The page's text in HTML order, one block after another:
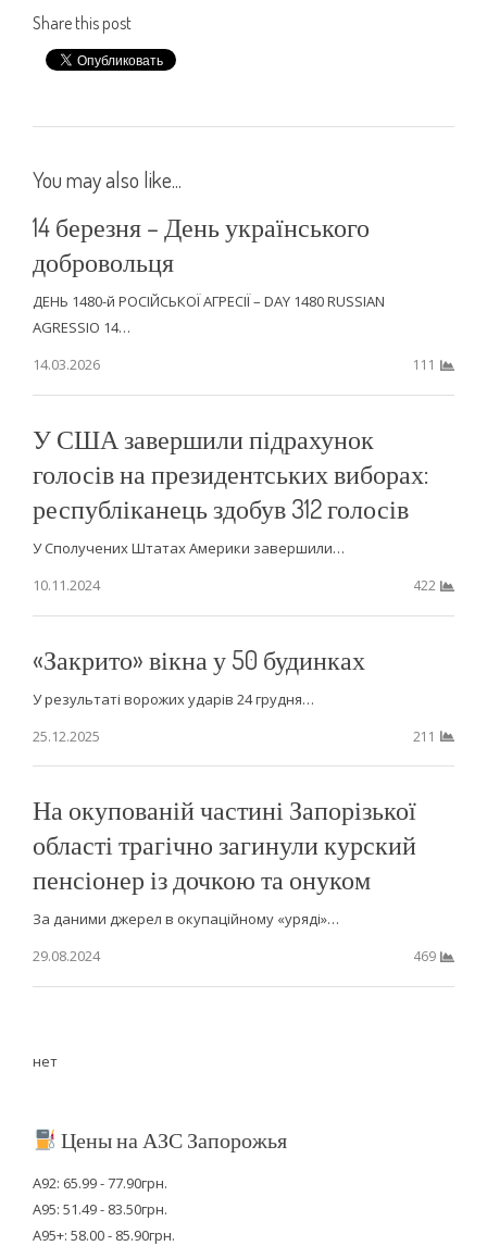
Share this post
You may also like...
14 березня – День українського
добровольця
ДЕНЬ 1480-й РОСІЙСЬКОЇ АГРЕСІЇ – DAY 1480 RUSSIAN
AGRESSIO 14…
14.03.2026
111
У США завершили підрахунок
голосів на президентських виборах:
республіканець здобув 312 голосів
У Сполучених Штатах Америки завершили…
10.11.2024
422
«Закрито» вікна у 50 будинках
У результаті ворожих ударів 24 грудня…
25.12.2025
211
На окупованій частині Запорізької
області трагічно загинули курский
пенсіонер із дочкою та онуком
За даними джерел в окупаційному «уряді»…
29.08.2024
469
нет
Цены на АЗС Запорожья
А92: 65.99 - 77.90грн.
А95: 51.49 - 83.50грн.
А95+: 58.00 - 85.90грн.